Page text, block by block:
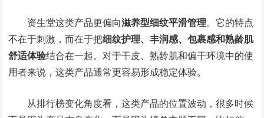
资生堂这类产品更偏向滋养型细纹平滑管理。它的特点
不在于刺激，而在于把细纹护理、丰润感、包裹感和熟龄肌
舒适体验结合在一起。对于干皮、熟龄肌和偏干环境中的使
用者来说，这类产品通常更容易形成稳定体验。
从排行榜变化角度看，这类产品的位置波动，很多时候